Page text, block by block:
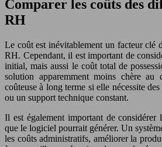
Comparer les coûts des
RH
Le coût est inévitablement un facteur clé
RH. Cependant, il est important de
initial, mais aussi le coût total de
solution apparemment moins chère au
coûteuse à long terme si elle nécessite
ou un support technique constant.
Il est également important de considérer
que le logiciel pourrait générer. Un
les coûts administratifs, améliorer la